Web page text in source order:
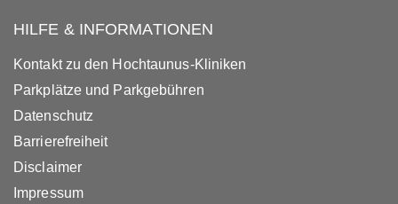
HILFE & INFORMATIONEN
Kontakt zu den Hochtaunus-Kliniken
Parkplätze und Parkgebühren
Datenschutz
Barrierefreiheit
Disclaimer
Impressum